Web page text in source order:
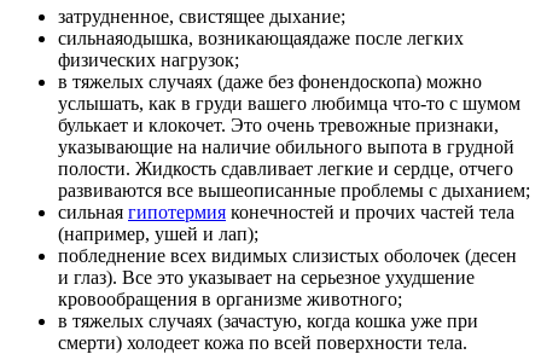
затрудненное, свистящее дыхание;
сильнаяодышка, возникающаядаже после легких
физических нагрузок;
в тяжелых случаях (даже без фонендоскопа) можно
услышать, как в груди вашего любимца что-то с шумом
булькает и клокочет. Это очень тревожные признаки,
указывающие на наличие обильного выпота в грудной
полости. Жидкость сдавливает легкие и сердце, отчего
развиваются все вышеописанные проблемы с дыханием;
сильная гипотермия конечностей и прочих частей тела
(например, ушей и лап);
побледнение всех видимых слизистых оболочек (десен
и глаз). Все это указывает на серьезное ухудшение
кровообращения в организме животного;
в тяжелых случаях (зачастую, когда кошка уже при
смерти) холодеет кожа по всей поверхности тела.